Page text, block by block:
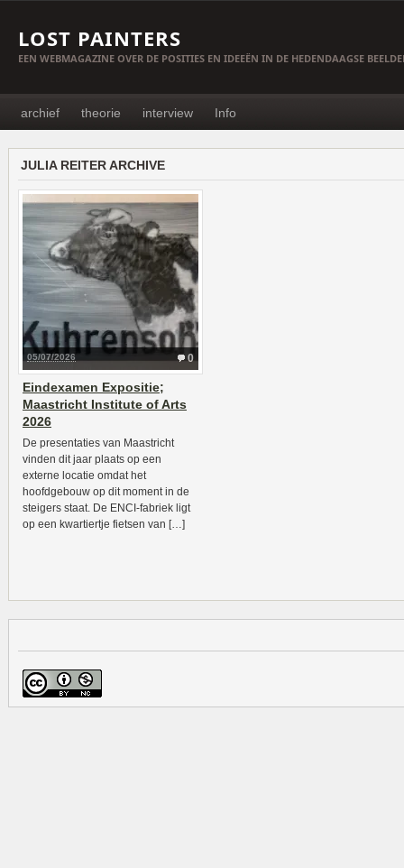
LOST PAINTERS
EEN WEBMAGAZINE OVER DE POSITIES EN IDEEËN IN DE HEDENDAAGSE
archief theorie interview Info
JULIA REITER ARCHIVE
0
05/07/2026
Eindexamen Expositie;
Maastricht Institute of Arts
2026
De presentaties van Maastricht
vinden dit jaar plaats op een
externe locatie omdat het
hoofdgebouw op dit moment in de
steigers staat. De ENCI-fabriek ligt
op een kwartiertje fietsen van […]